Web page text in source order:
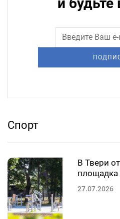
и будьте
Спорт
В Твери
площадка
27.07.2026